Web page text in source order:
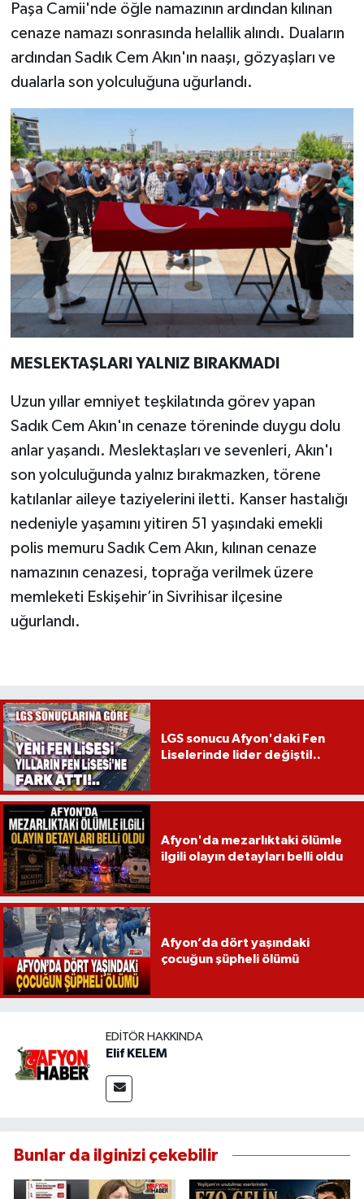
Paşa Camii'nde öğle namazının ardından kılınan
cenaze namazı sonrasında helallik alındı. Duaların
ardından Sadık Cem Akın'ın naaşı, gözyaşları ve
dualarla son yolculuğuna uğurlandı.
MESLEKTAŞLARI YALNIZ BIRAKMADI
Uzun yıllar emniyet teşkilatında görev yapan
Sadık Cem Akın'ın cenaze töreninde duygu dolu
anlar yaşandı. Meslektaşları ve sevenleri, Akın'ı
son yolculuğunda yalnız bırakmazken, törene
katılanlar aileye taziyelerini iletti. Kanser hastalığı
nedeniyle yaşamını yitiren 51 yaşındaki emekli
polis memuru Sadık Cem Akın, kılınan cenaze
namazının cenazesi, toprağa verilmek üzere
memleketi Eskişehir’in Sivrihisar ilçesine
uğurlandı.
LGS sonucu Afyon'daki Fen
Liselerinde lider değişti!..
Afyon'da mezarlıktaki ölümle
ilgili olayın detayları belli oldu
Afyon’da dört yaşındaki
çocuğun şüpheli ölümü
EDITÖR HAKKINDA
Elif KELEM
Bunlar da ilginizi çekebilir